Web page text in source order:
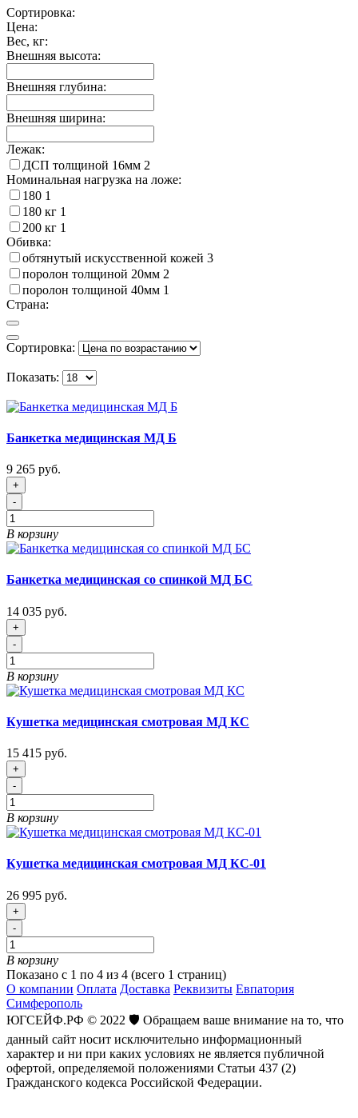
Сортировка:
Цена:
Вес, кг:
Внешняя высота:
Внешняя глубина:
Внешняя ширина:
Лежак:
ДСП толщиной 16мм 2
Номинальная нагрузка на ложе:
180 1
180 кг 1
200 кг 1
Обивка:
обтянутый искусственной кожей 3
поролон толщиной 20мм 2
поролон толщиной 40мм 1
Страна:
Сортировка:
Показать:
Банкетка медицинская МД Б
9 265 руб.
+
-
В корзину
Банкетка медицинская со спинкой МД БС
14 035 руб.
+
-
В корзину
Кушетка медицинская смотровая МД КС
15 415 руб.
+
-
В корзину
Кушетка медицинская смотровая МД КС-01
26 995 руб.
+
-
В корзину
Показано с 1 по 4 из 4 (всего 1 страниц)
О компании Оплата Доставка Реквизиты Евпатория
Симферополь
ЮГСЕЙФ.РФ © 2022 🛡️ Обращаем ваше внимание на то, что
данный сайт носит исключительно информационный
характер и ни при каких условиях не является публичной
офертой, определяемой положениями Статьи 437 (2)
Гражданского кодекса Российской Федерации.